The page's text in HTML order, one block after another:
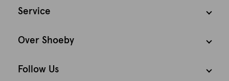
Service
Over Shoeby
Follow Us